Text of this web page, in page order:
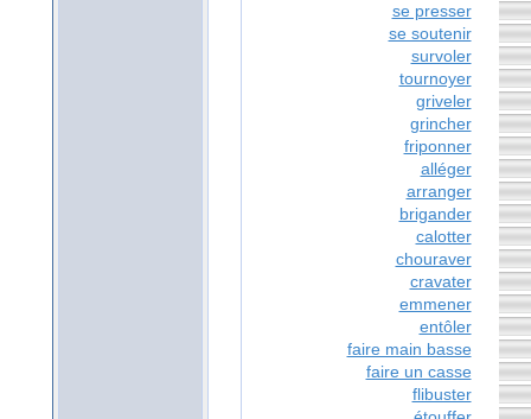
se presser
se soutenir
survoler
tournoyer
griveler
grincher
friponner
alléger
arranger
brigander
calotter
chouraver
cravater
emmener
entôler
faire main basse
faire un casse
flibuster